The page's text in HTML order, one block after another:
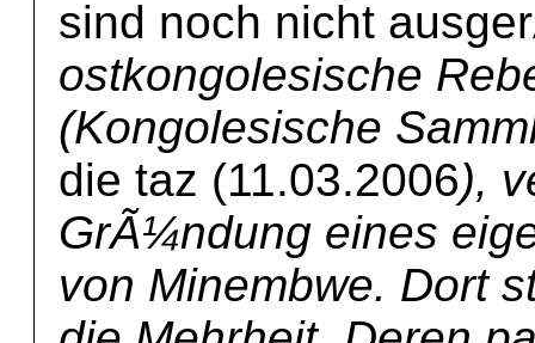
sind noch nicht
ostkongolesische
(Kongolesische
die taz (11.03.2006),
GrÃ¼ndung eines
von Minembwe. Dort